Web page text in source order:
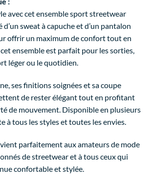
avec cet ensemble sport streetwear
sweat à capuche et d’un pantalon
offrir un maximum de confort tout en
ensemble est parfait pour les sorties,
léger ou le quotidien.
ses finitions soignées et sa coupe
de rester élégant tout en profitant
de mouvement. Disponible en plusieurs
à tous les styles et toutes les envies.
parfaitement aux amateurs de mode
de streetwear et à tous ceux qui
confortable et stylée.